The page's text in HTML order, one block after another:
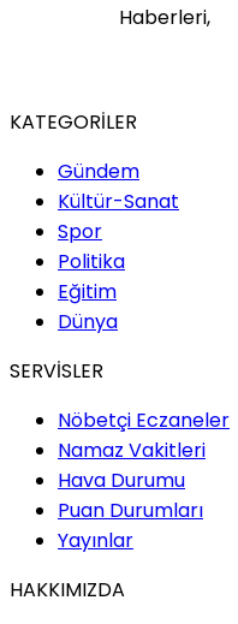
KATEGORİLER
Gündem
Kültür-Sanat
Spor
Politika
Eğitim
Dünya
SERVİSLER
Nöbetçi Eczaneler
Namaz Vakitleri
Hava Durumu
Puan Durumları
Yayınlar
HAKKIMIZDA